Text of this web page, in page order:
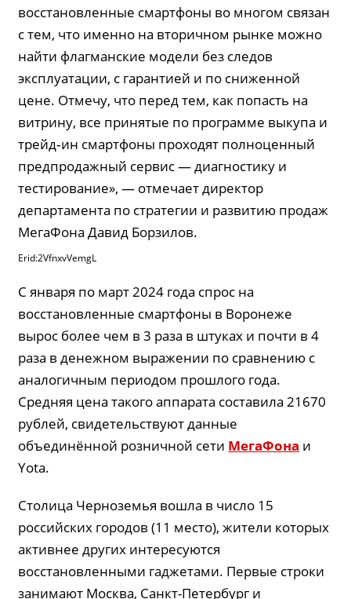
восстановленные смартфоны во многом связан
с тем, что именно на вторичном рынке можно
найти флагманские модели без следов
эксплуатации, с гарантией и по сниженной
цене. Отмечу, что перед тем, как попасть на
витрину, все принятые по программе выкупа и
трейд‑ин смартфоны проходят полноценный
предпродажный сервис — диагностику и
тестирование», — отмечает директор
департамента по стратегии и развитию продаж
МегаФона Давид Борзилов.
Erid:2VfnxvVemgL
С января по март 2024 года спрос на
восстановленные смартфоны в Воронеже
вырос более чем в 3 раза в штуках и почти в 4
раза в денежном выражении по сравнению с
аналогичным периодом прошлого года.
Средняя цена такого аппарата составила 21670
рублей, свидетельствуют данные
объединённой розничной сети МегаФона и
Yota.
Столица Черноземья вошла в число 15
российских городов (11 место), жители которых
активнее других интересуются
восстановленными гаджетами. Первые строки
занимают Москва, Санкт-Петербург и